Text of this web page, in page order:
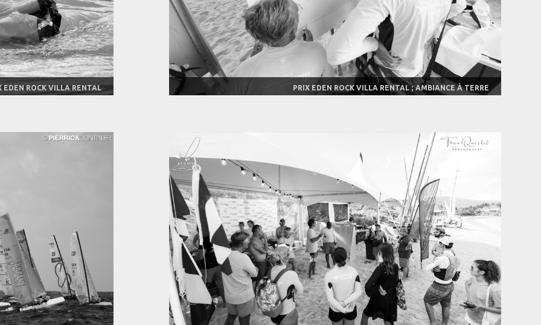
EDEN ROCK VILLA RENTAL PRIX EDEN ROCK VILLA RENTAL ; AMBIANCE À TERRE